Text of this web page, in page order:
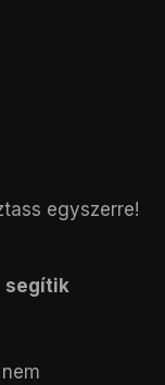
egyszerre!
segítik